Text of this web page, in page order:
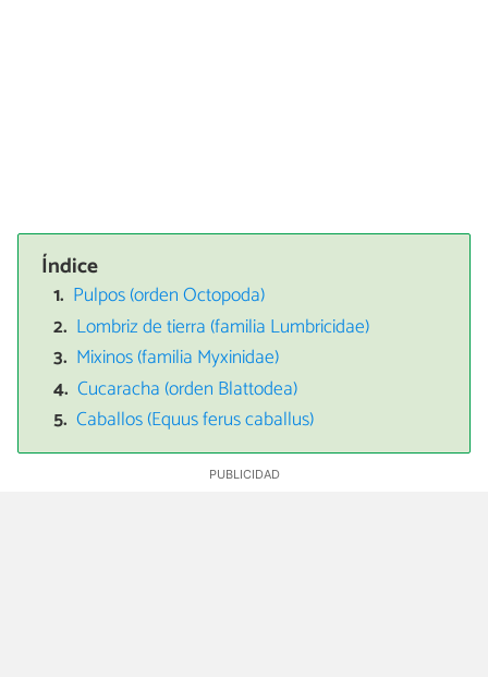
Índice
Pulpos (orden Octopoda)
Lombriz de tierra (familia Lumbricidae)
Mixinos (familia Myxinidae)
Cucaracha (orden Blattodea)
Caballos (Equus ferus caballus)